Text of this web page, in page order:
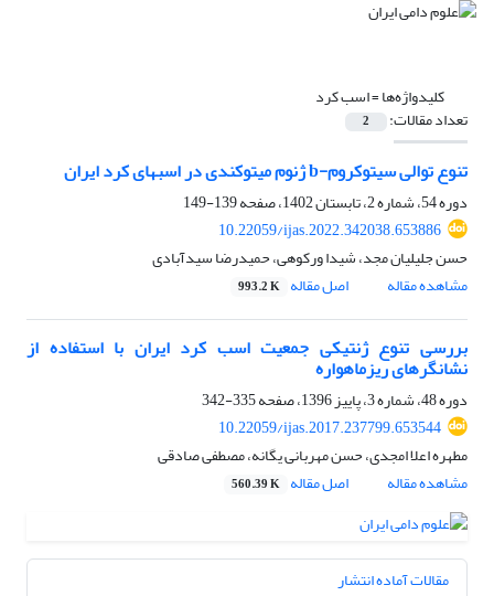
کلیدواژه‌ها =اسب کرد
تعداد مقالات: 2
تنوع توالی سیتوکروم-b ژنوم میتوکندی در اسبهای کرد ایران
دوره 54، شماره 2، تابستان 1402، صفحه
139-149
10.22059/ijas.2022.342038.653886
حسن جلیلیان مجد، شیدا ورکوهی، حمیدرضا سیدآبادی
مشاهده مقاله
اصل مقاله 993.2 K
بررسی تنوع ژنتیکی جمعیت اسب کرد ایران با استفاده از
نشانگرهای ریزماهواره
دوره 48، شماره 3، پاییز 1396، صفحه
335-342
10.22059/ijas.2017.237799.653544
مطهره اعلا امجدی، حسن مهربانی یگانه، مصطفی صادقی
مشاهده مقاله
اصل مقاله 560.39 K
مقالات آماده انتشار